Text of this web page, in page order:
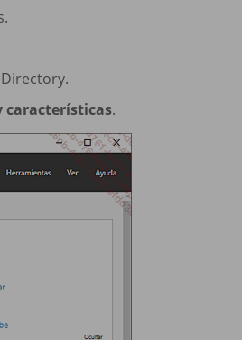
características.